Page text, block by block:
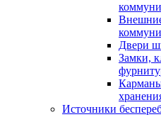
Двери
Замки,
Источники